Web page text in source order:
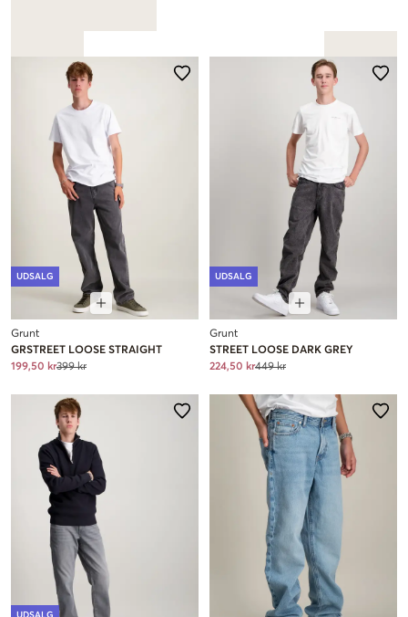
UDSALG
Grunt
GRSTREET LOOSE STRAIGHT
199,50 kr399 kr
UDSALG
Grunt
STREET LOOSE DARK GREY
224,50 kr449 kr
UDSALG